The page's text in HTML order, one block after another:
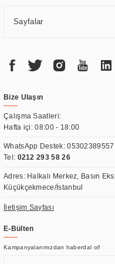
Sayfalar
Bize Ulaşın
Çalışma Saatleri:
Hafta içi: 08:00 - 18:00
WhatsApp Destek:05302389557
Tel: 0212 293 58 26
Adres: Halkalı Merkez, Basın
Küçükçekmece/İstanbul
İletişim Sayfası
E-Bülten
Kampanyalarımızdan haberdal ol!